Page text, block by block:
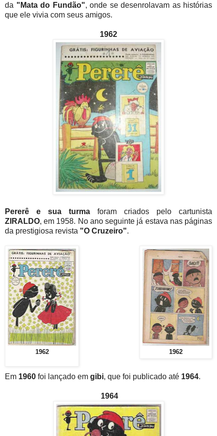
da "Mata do Fundão", onde se desenrolavam as histórias
que ele vivia com seus amigos.
1962
Pererê e sua turma foram criados pelo cartunista
ZIRALDO, em 1958. No ano seguinte já estava nas páginas
da prestigiosa revista "O Cruzeiro".
1962 1962
Em 1960 foi lançado em gibi, que foi publicado até 1964.
1964